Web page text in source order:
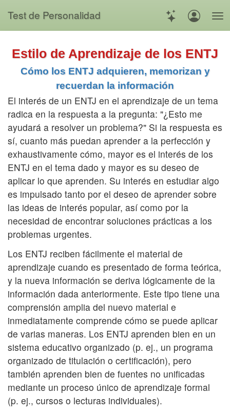
Test de Personalidad
Estilo de Aprendizaje de los ENTJ
Cómo los ENTJ adquieren, memorizan y
recuerdan la información
El interés de un ENTJ en el aprendizaje de un tema
radica en la respuesta a la pregunta: "¿Esto me
ayudará a resolver un problema?" Si la respuesta es
sí, cuanto más puedan aprender a la perfección y
exhaustivamente cómo, mayor es el interés de los
ENTJ en el tema dado y mayor es su deseo de
aplicar lo que aprenden. Su interés en estudiar algo
es impulsado tanto por el deseo de aprender sobre
las ideas de interés popular, así como por la
necesidad de encontrar soluciones prácticas a los
problemas urgentes.
Los ENTJ reciben fácilmente el material de
aprendizaje cuando es presentado de forma teórica,
y la nueva información se deriva lógicamente de la
información dada anteriormente. Este tipo tiene una
comprensión amplia del nuevo material e
inmediatamente comprende cómo se puede aplicar
de varias maneras. Los ENTJ aprenden bien en un
sistema educativo organizado (p. ej., un programa
organizado de titulación o certificación), pero
también aprenden bien de fuentes no unificadas
mediante un proceso único de aprendizaje formal
(p. ej., cursos o lecturas individuales).